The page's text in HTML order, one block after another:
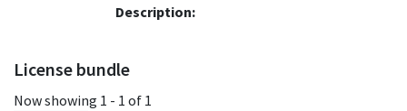
Description:
License bundle
Now showing 1 - 1 of 1